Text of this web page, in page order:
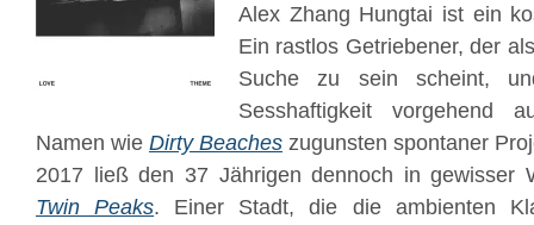
Alex Zhang Hungtai ist ein
Ein rastlos Getriebener, der
Suche zu sein scheint,
Sesshaftigkeit vorgehend
Namen wie Dirty Beaches zugunsten spontaner
2017 ließ den 37 Jährigen dennoch in gewisser
Twin Peaks. Einer Stadt, die die ambienten